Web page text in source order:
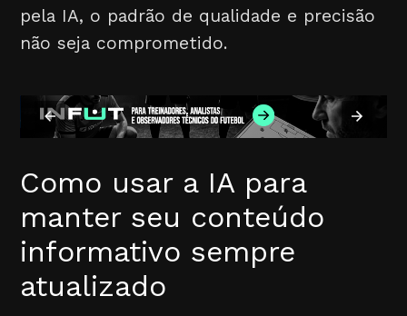
pela IA, o padrão de qualidade e precisão
não seja comprometido.
Como usar a IA para
manter seu conteúdo
informativo sempre
atualizado